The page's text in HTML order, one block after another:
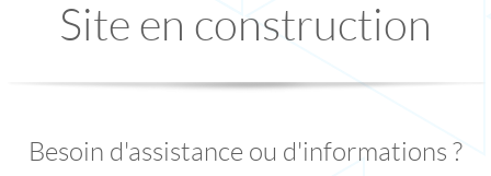
Site en construction
Besoin d'assistance ou d'informations ?